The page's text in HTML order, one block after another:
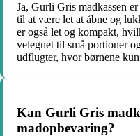
Ja, Gurli Gris madkassen
til at være let at åbne og
er også let og kompakt,
velegnet til små portioner
udflugter, hvor børnene
Kan Gurli Gris
madopbevaring?